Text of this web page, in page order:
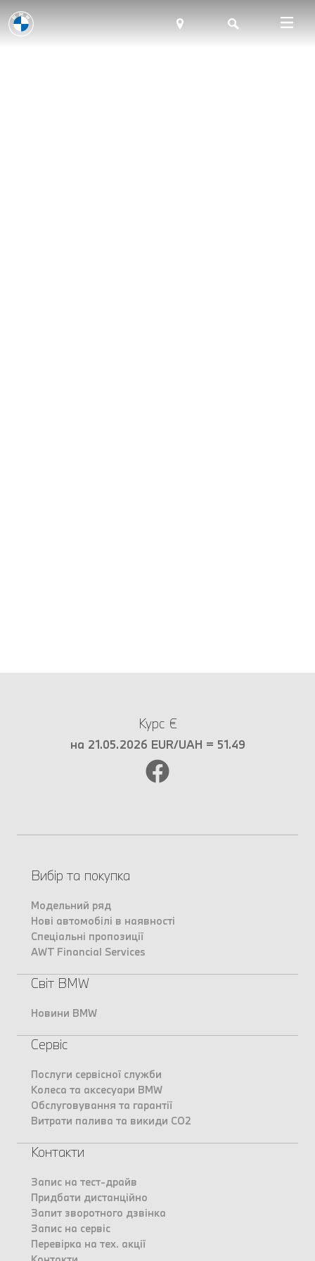
Курс €
на 21.05.2026 EUR/UAH = 51.49
Вибір та покупка
Модельний ряд
Нові автомобілі в наявності
Спеціальні пропозиції
AWT Financial Services
Світ BMW
Новини BMW
Сервіс
Послуги сервісної служби
Колеса та аксесуари BMW
Обслуговування та гарантії
Витрати палива та викиди CO2
Контакти
Запис на тест-драйв
Придбати дистанційно
Запит зворотного дзвінка
Запис на сервіс
Перевірка на тех. акції